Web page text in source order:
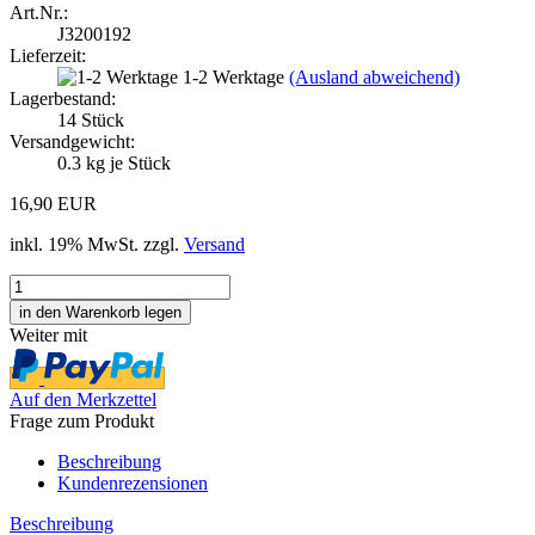
Art.Nr.:
J3200192
Lieferzeit:
1-2 Werktage (Ausland abweichend)
Lagerbestand:
14 Stück
Versandgewicht:
0.3 kg je Stück
16,90 EUR
inkl. 19% MwSt. zzgl. Versand
Weiter mit
Auf den Merkzettel
Frage zum Produkt
Beschreibung
Kundenrezensionen
Beschreibung